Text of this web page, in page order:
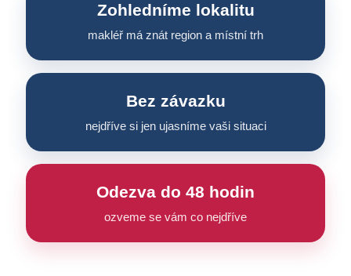
Zohledníme lokalitu
makléř má znát region a místní trh
Bez závazku
nejdříve si jen ujasníme vaši situaci
Odezva do 48 hodin
ozveme se vám co nejdříve